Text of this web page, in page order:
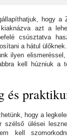
hogy
azt a
csúsztatva
a hátul
ilyen
kell húzniuk a
és
hogy a
szélső ülései
kell